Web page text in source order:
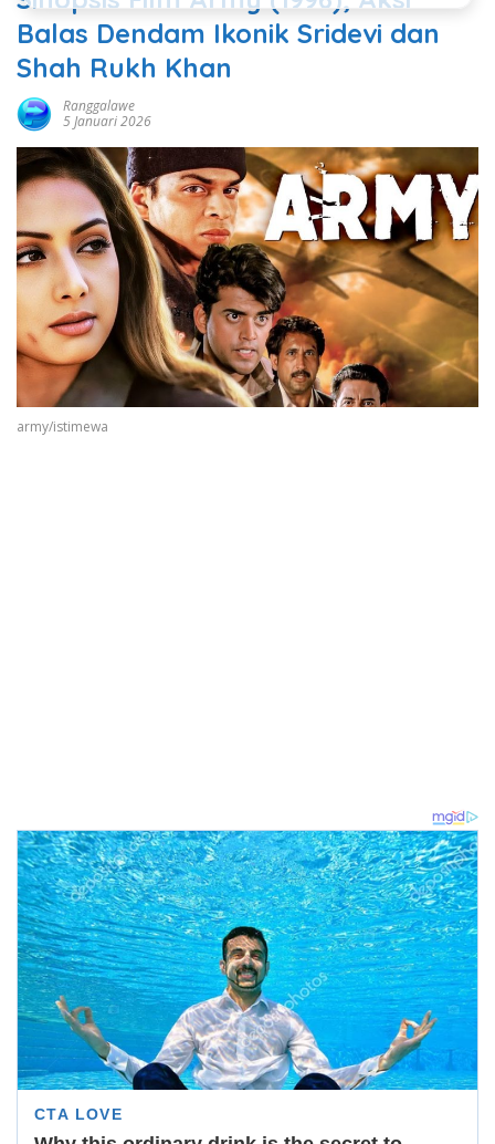
Balas Dendam Ikonik Sridevi dan
Shah Rukh Khan
Ranggalawe
5 Januari 2026
army/istimewa